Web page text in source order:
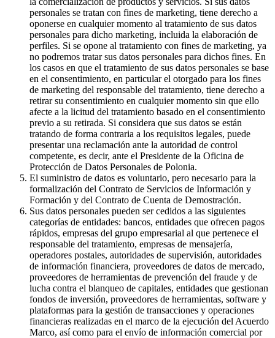
personales se tratan con fines de marketing, tiene derecho a
oponerse en cualquier momento al tratamiento de sus datos
personales para dicho marketing, incluida la elaboración de
perfiles. Si se opone al tratamiento con fines de marketing, ya
no podremos tratar sus datos personales para dichos fines. En
los casos en que el tratamiento de sus datos personales se base
en el consentimiento, en particular el otorgado para los fines
de marketing del responsable del tratamiento, tiene derecho a
retirar su consentimiento en cualquier momento sin que ello
afecte a la licitud del tratamiento basado en el consentimiento
previo a su retirada. Si considera que sus datos se están
tratando de forma contraria a los requisitos legales, puede
presentar una reclamación ante la autoridad de control
competente, es decir, ante el Presidente de la Oficina de
Protección de Datos Personales de Polonia.
El suministro de datos es voluntario, pero necesario para la
formalización del Contrato de Servicios de Información y
Formación y del Contrato de Cuenta de Demostración.
Sus datos personales pueden ser cedidos a las siguientes
categorías de entidades: bancos, entidades que ofrecen pagos
rápidos, empresas del grupo empresarial al que pertenece el
responsable del tratamiento, empresas de mensajería,
operadores postales, autoridades de supervisión, autoridades
de información financiera, proveedores de datos de mercado,
proveedores de herramientas de prevención del fraude y de
lucha contra el blanqueo de capitales, entidades que gestionan
fondos de inversión, proveedores de herramientas, software y
plataformas para la gestión de transacciones y operaciones
financieras realizadas en el marco de la ejecución del Acuerdo
Marco, así como para el envío de información comercial por